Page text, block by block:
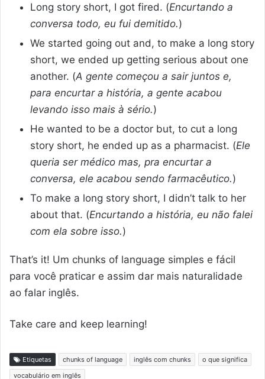
Long story short, I got fired. (Encurtando a
conversa todo, eu fui demitido.)
We started going out and, to make a long story
short, we ended up getting serious about one
another. (A gente começou a sair juntos e,
para encurtar a história, a gente acabou
levando isso mais à sério.)
He wanted to be a doctor but, to cut a long
story short, he ended up as a pharmacist. (Ele
queria ser médico mas, pra encurtar a
conversa, ele acabou sendo farmacêutico.)
To make a long story short, I didn’t talk to her
about that. (Encurtando a história, eu não falei
com ela sobre isso.)
That’s it! Um chunks of language simples e fácil
para você praticar e assim dar mais naturalidade
ao falar inglês.
Take care and keep learning!
Etiquetas chunks of language inglês com chunks
o que significa
vocabulário em inglês